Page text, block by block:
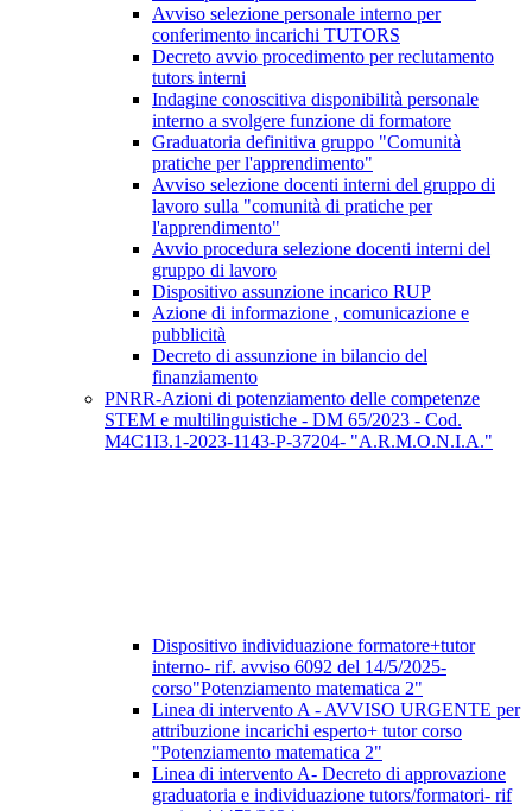
Avviso selezione personale interno per
conferimento incarichi TUTORS
Decreto avvio procedimento per reclutamento
tutors interni
Indagine conoscitiva disponibilità personale
interno a svolgere funzione di formatore
Graduatoria definitiva gruppo "Comunità
pratiche per l'apprendimento"
Avviso selezione docenti interni del gruppo di
lavoro sulla "comunità di pratiche per
l'apprendimento"
Avvio procedura selezione docenti interni del
gruppo di lavoro
Dispositivo assunzione incarico RUP
Azione di informazione , comunicazione e
pubblicità
Decreto di assunzione in bilancio del
finanziamento
PNRR-Azioni di potenziamento delle competenze
STEM e multilinguistiche - DM 65/2023 - Cod.
M4C1I3.1-2023-1143-P-37204- "A.R.M.O.N.I.A."
Dispositivo individuazione formatore+tutor
interno- rif. avviso 6092 del 14/5/2025-
corso"Potenziamento matematica 2"
Linea di intervento A - AVVISO URGENTE per
attribuzione incarichi esperto+ tutor corso
"Potenziamento matematica 2"
Linea di intervento A- Decreto di approvazione
graduatoria e individuazione tutors/formatori- rif